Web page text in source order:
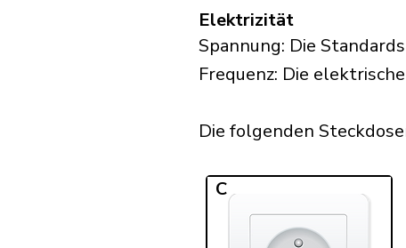
Elektrizität
Spannung: Die
Frequenz: Die
Die folgenden
C